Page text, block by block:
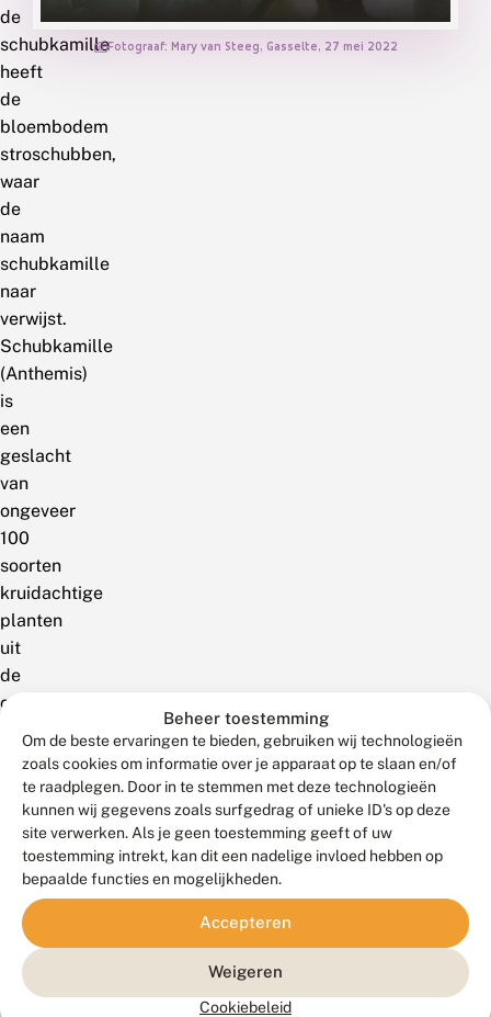
Beheer toestemming
Om de beste ervaringen te bieden, gebruiken wij technologieën
zoals cookies om informatie over je apparaat op te slaan en/of
te raadplegen. Door in te stemmen met deze technologieën
kunnen wij gegevens zoals surfgedrag of unieke ID's op deze
site verwerken. Als je geen toestemming geeft of uw
toestemming intrekt, kan dit een nadelige invloed hebben op
bepaalde functies en mogelijkheden.
Accepteren
Weigeren
Cookiebeleid
de
schubkamille
heeft
de
bloembodem
stroschubben,
waar
de
naam
schubkamille
naar
verwijst.
Schubkamille
(Anthemis)
is
een
geslacht
van
ongeveer
100
soorten
kruidachtige
planten
uit
de
composietenfamilie
(Compositae
oftewel
Asteraceae).
Het
geslacht
nauw
verwant
Chamaemelum.
Fotograaf: Mary van Steeg, Gasselte, 27 mei 2022